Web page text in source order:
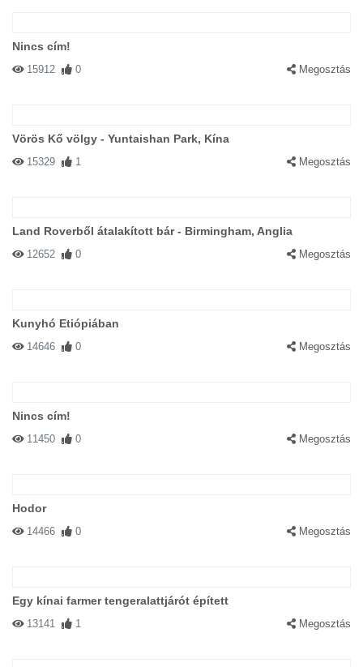
Nincs cím!
15912 0 Megosztás
Vörös Kő völgy - Yuntaishan Park, Kína
15329 1 Megosztás
Land Roverből átalakított bár - Birmingham, Anglia
12652 0 Megosztás
Kunyhó Etiópiában
14646 0 Megosztás
Nincs cím!
11450 0 Megosztás
Hodor
14466 0 Megosztás
Egy kínai farmer tengeralattjárót épített
13141 1 Megosztás